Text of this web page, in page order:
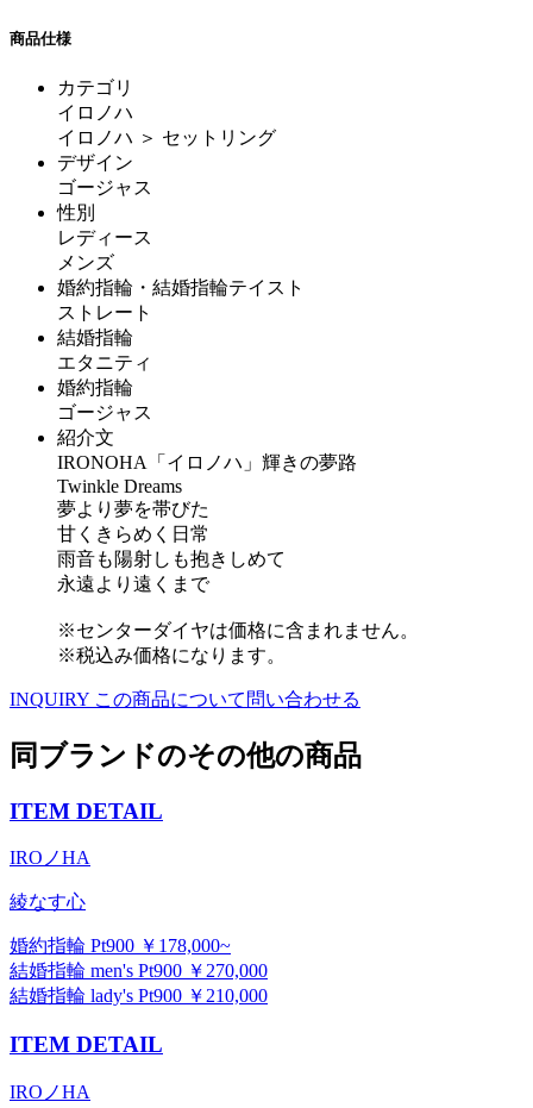
商品仕様
カテゴリ
イロノハ
イロノハ ＞ セットリング
デザイン
ゴージャス
性別
レディース
メンズ
婚約指輪・結婚指輪テイスト
ストレート
結婚指輪
エタニティ
婚約指輪
ゴージャス
紹介文
IRONOHA「イロノハ」輝きの夢路
Twinkle Dreams
夢より夢を帯びた
甘くきらめく日常
雨音も陽射しも抱きしめて
永遠より遠くまで
※センターダイヤは価格に含まれません。
※税込み価格になります。
INQUIRY この商品について問い合わせる
同ブランドのその他の商品
ITEM DETAIL
IROノHA
綾なす心
婚約指輪 Pt900 ￥178,000~
結婚指輪 men's Pt900 ￥270,000
結婚指輪 lady's Pt900 ￥210,000
ITEM DETAIL
IROノHA